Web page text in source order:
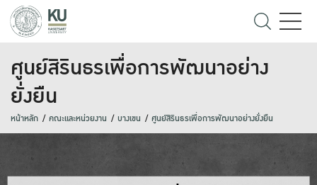
ศูนย์สิรินธรเพื่อการพัฒนาอย่าง
ยั่งยืน
หน้าหลัก คณะและหน่วยงาน บางเขน ศูนย์สิรินธรเพื่อการพัฒนาอย่างยั่งยืน